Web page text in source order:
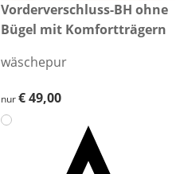
€ 49,00
Vorderverschluss-BH ohne
Bügel mit Komfortträgern
wäschepur
€ 49,00
nur€ 49,00